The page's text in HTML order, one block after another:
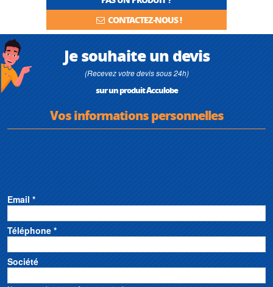
CONTACTEZ-NOUS !
Je souhaite un devis
(Recevez votre devis sous 24h)
sur un produit Acculobe
Vos informations personnelles
Email *
Téléphone *
Société